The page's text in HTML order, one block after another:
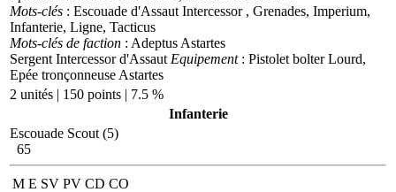
Mots-clés : Escouade d'Assaut Intercessor , Grenades, Imperium,
Infanterie, Ligne, Tacticus
Mots-clés de faction : Adeptus Astartes
Sergent Intercessor d'Assaut Equipement: Pistolet bolter Lourd,
Epée tronçonneuse Astartes
2 unités | 150 points | 7.5 %
Infanterie
Escouade Scout (5)
65
M E SV PV CD CO